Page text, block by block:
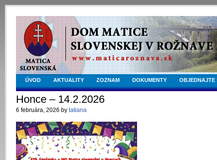
ÚVOD AKTUALITY ZOZNAM DOKUMENTY OBJEDNAJTE
Honce – 14.2.2026
6 februára, 2026 by tatiana